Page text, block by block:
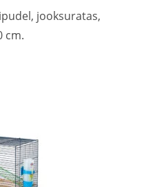
jooksuratas,
cm.